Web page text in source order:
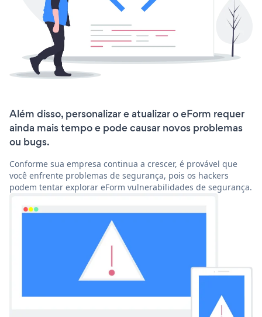
Além disso, personalizar e atualizar o eForm requer
ainda mais tempo e pode causar novos problemas
ou bugs.
Conforme sua empresa continua a crescer, é provável que
você enfrente problemas de segurança, pois os hackers
podem tentar explorar eForm vulnerabilidades de segurança.